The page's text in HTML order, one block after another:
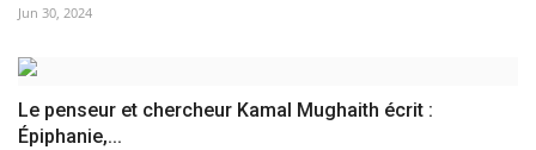
Jun 30, 2024
Le penseur et chercheur Kamal Mughaith écrit :
Épiphanie,...